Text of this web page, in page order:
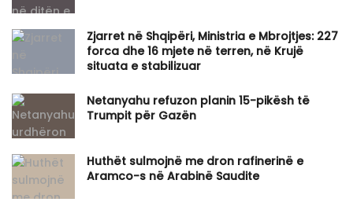
Zjarret në Shqipëri, Ministria e Mbrojtjes: 227
forca dhe 16 mjete në terren, në Krujë
situata e stabilizuar
Netanyahu refuzon planin 15-pikësh të
Trumpit për Gazën
Huthët sulmojnë me dron rafinerinë e
Aramco-s në Arabinë Saudite